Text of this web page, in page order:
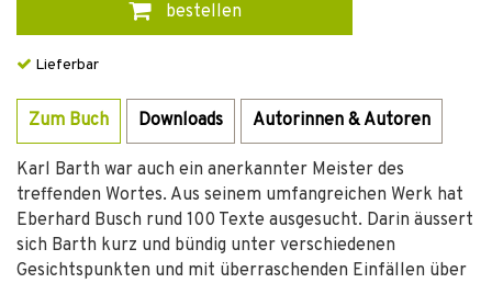
bestellen
Lieferbar
Zum Buch Downloads Autorinnen & Autoren
Karl Barth war auch ein anerkannter Meister des
treffenden Wortes. Aus seinem umfangreichen Werk hat
Eberhard Busch rund 100 Texte ausgesucht. Darin äus­sert
sich Barth kurz und bündig unter verschiedenen
Gesichtspunkten und mit überraschenden Einfällen über